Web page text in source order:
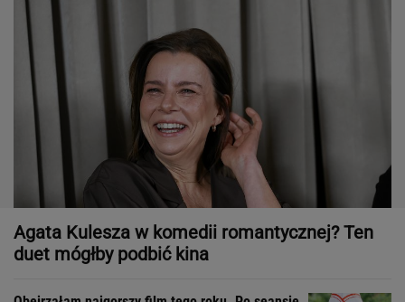
Agata Kulesza w komedii romantycznej? Ten
duet mógłby podbić kina